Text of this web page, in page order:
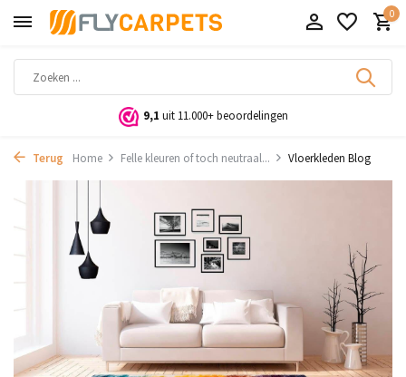
0
9,1 uit 11.000+ beoordelingen
Terug Home Felle kleuren of toch neutraal... Vloerkleden Blog